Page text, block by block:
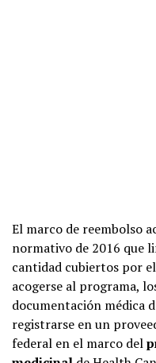
El marco de reembolso
normativo de 2016 que
cantidad cubiertos por
acogerse al programa,
documentación médica
registrarse en un
federal en el marco del